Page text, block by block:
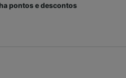
pontos e descontos